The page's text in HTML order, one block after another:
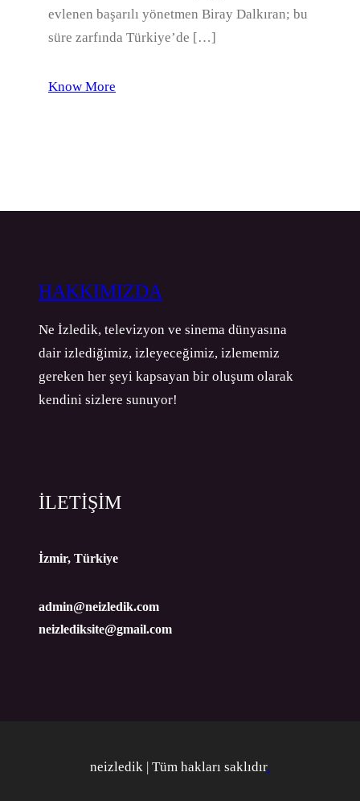
evlenen başarılı yönetmen Biray Dalkıran; bu
süre zarfında Türkiye’de […]
Know More
HAKKIMIZDA
Ne İzledik, televizyon ve sinema dünyasına
dair izlediğimiz, izleyeceğimiz, izlememiz
gereken her şeyi kapsayan bir oluşum olarak
kendini sizlere sunuyor!
İLETİŞİM
İzmir, Türkiye
admin@neizledik.com
neizlediksite@gmail.com
neizledik | Tüm hakları saklıdır.